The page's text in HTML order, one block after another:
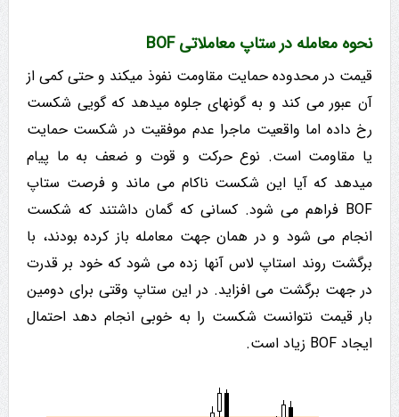
نحوه معامله در ستاپ معاملاتی BOF
قیمت در محدوده حمایت مقاومت نفوذ میکند و حتی کمی از
آن عبور می کند و به­ گونه­ای جلوه میدهد که گویی شکست
رخ داده اما واقعیت ماجرا عدم موفقیت در شکست حمایت
یا مقاومت است. نوع حرکت و قوت و ضعف به ما پیام
میدهد که آیا این شکست ناکام می ماند و فرصت ستاپ
BOF فراهم می شود. کسانی که گمان داشتند که شکست
انجام می شود و در همان جهت معامله باز کرده بودند، با
برگشت روند استاپ لاس آنها زده می شود که خود بر قدرت
در جهت برگشت می افزاید. در این ستاپ وقتی برای دومین
بار قیمت نتوانست شکست را به خوبی انجام دهد احتمال
ایجاد BOF زیاد است.